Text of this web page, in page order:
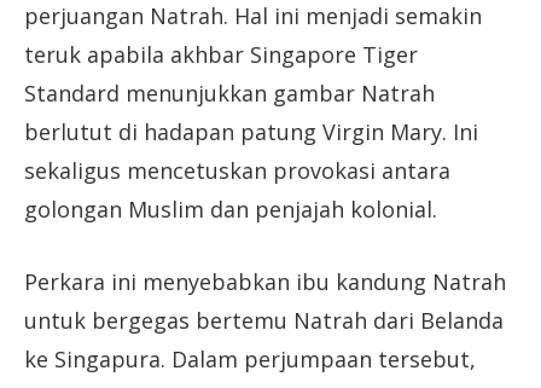
perjuangan Natrah. Hal ini menjadi semakin
teruk apabila akhbar Singapore Tiger
Standard menunjukkan gambar Natrah
berlutut di hadapan patung Virgin Mary. Ini
sekaligus mencetuskan provokasi antara
golongan Muslim dan penjajah kolonial.
Perkara ini menyebabkan ibu kandung Natrah
untuk bergegas bertemu Natrah dari Belanda
ke Singapura. Dalam perjumpaan tersebut,